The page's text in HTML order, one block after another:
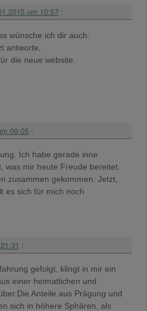
um 10:57 :
wünsche ich dir auch.
antworte,
die neue website.
09:05 :
Ich habe gerade inne
was mir heute Freude bereitet.
zusammen gekommen. Jetzt,
es sich für mich noch
:
gefolgt, klingt in mir ein
einer heimatlichen und
Anteile aus Prägung und
sich in höhere Sphären, als